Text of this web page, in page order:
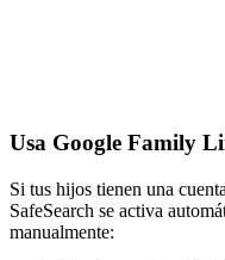
Usa Google Family
Si tus hijos tienen una
SafeSearch se activa
manualmente: